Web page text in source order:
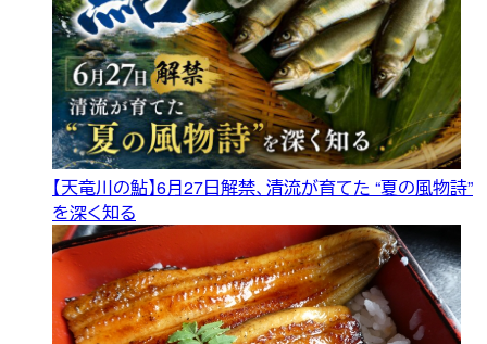
【天竜川の鮎】6月27日解禁、清流が育てた “夏の風物詩”
を深く知る